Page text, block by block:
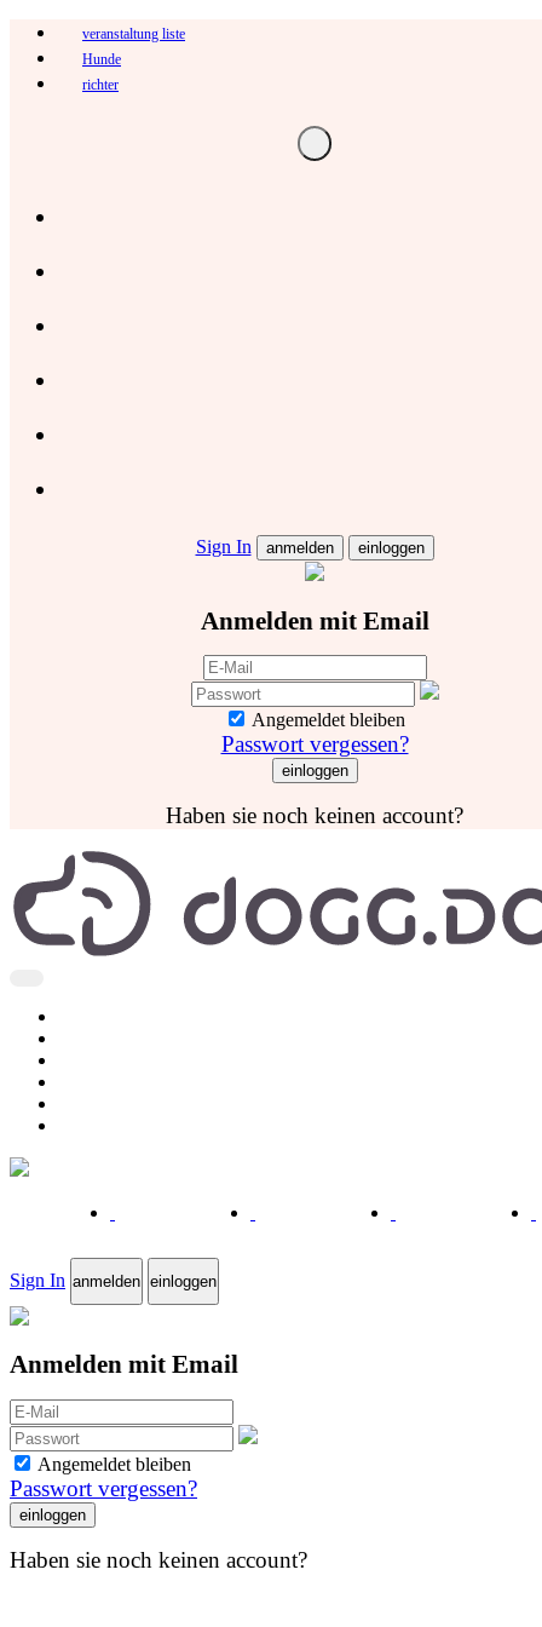
veranstaltung liste
Hunde
richter
Sign In anmelden einloggen
Anmelden mit Email
Angemeldet bleiben
Passwort vergessen?
Haben sie noch keinen account?
Sign In anmelden einloggen
Anmelden mit Email
Angemeldet bleiben
Passwort vergessen?
Haben sie noch keinen account?